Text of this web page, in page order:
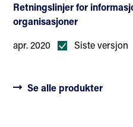
Retningslinjer for
organisasjoner
apr. 2020
Siste versjon
Se alle produkter